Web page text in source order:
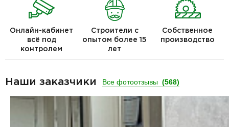
Онлайн-кабинет
всё под
контролем
Строители с
опытом более 15
лет
Собственное
производство
Наши заказчики Все фотоотзывы (568)